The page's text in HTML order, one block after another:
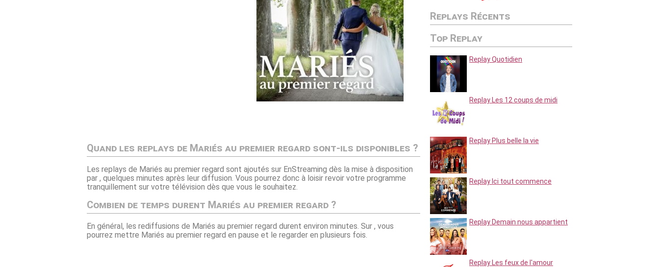
Quand les replays de Mariés au premier regard sont-ils disponibles ?
Les replays de Mariés au premier regard sont ajoutés sur EnStreaming dès la mise à disposition
par , quelques minutes après leur diffusion. Vous pourrez donc à loisir revoir votre programme
tranquillement sur votre télévision dès que vous le souhaitez.
Combien de temps durent Mariés au premier regard ?
En général, les rediffusions de Mariés au premier regard durent environ minutes. Sur , vous
pourrez mettre Mariés au premier regard en pause et le regarder en plusieurs fois.
Replays Récents
Top Replay
Replay Quotidien
Replay Les 12 coups de midi
Replay Plus belle la vie
Replay Ici tout commence
Replay Demain nous appartient
Replay Les feux de l'amour